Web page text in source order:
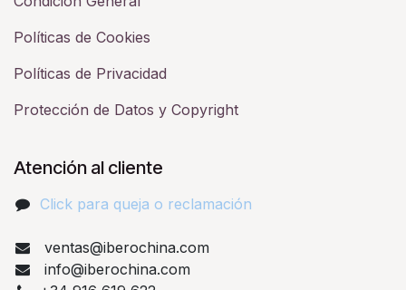
Políticas de Cookies
Políticas de Privacidad
Protección de Datos y Copyright
Atención al cliente
Click para queja o reclamación​
ventas@iberochina.com
info@iberochina.com